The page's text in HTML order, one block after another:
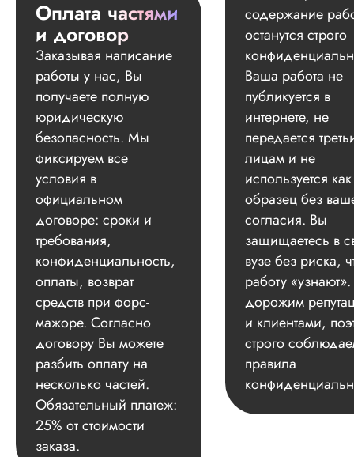
Оплата частями
и договор
Заказывая написание
работы у нас, Вы
получаете полную
юридическую
безопасность. Мы
фиксируем все
условия в
официальном
договоре: сроки и
требования,
конфиденциальность,
оплаты, возврат
средств при форс-
мажоре. Согласно
договору Вы можете
разбить оплату на
несколько частей.
Обязательный платеж:
25% от стоимости
заказа.
содержание
останутся строго
Ваша работа не
публикуется в
интернете, не
передается
лицам и не
используется как
образец без
согласия. Вы
защищаетесь в
вузе без риска,
работу
дорожим
и клиентами,
строго
правила